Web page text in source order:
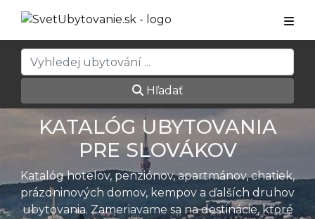
Hľadať
KATALÓG UBYTOVANIA
PRE SLOVÁKOV
Katalóg hotelov, penziónov, apartmánov, chatiek,
prázdninových domov, kempov a ďalších druhov
ubytovania. Zameriavame sa na destinácie, ktoré